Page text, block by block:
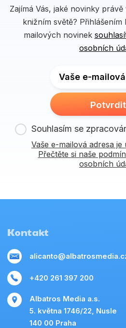
Zajímá Vás, jaké novinky
knižním světě?
mailových novinek
osobních
Vaše e-
Potvrdit
Souhlasím se
Vaše e-mailová adresa
Přečtěte si naše
osobních
Kontakt
+420 261 397 200
Albatros Media a.s.
5. května 1746/22, Nusle
140 00 Praha